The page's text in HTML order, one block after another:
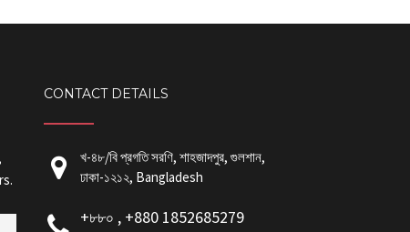
CONTACT DETAILS
খ-৪৮/বি প্রগতি সরণি, শাহজাদপুর, গুলশান,
ঢাকা-১২১২, Bangladesh
+৮৮০ , +880 1852685279